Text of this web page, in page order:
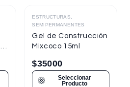
Destacado
ESTRUCTURAS,
SEMIPERMANENTES
Gel de Construcción
Mixcoco 15ml
$35000
Seleccionar
Producto